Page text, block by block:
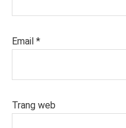
Email *
Trang web